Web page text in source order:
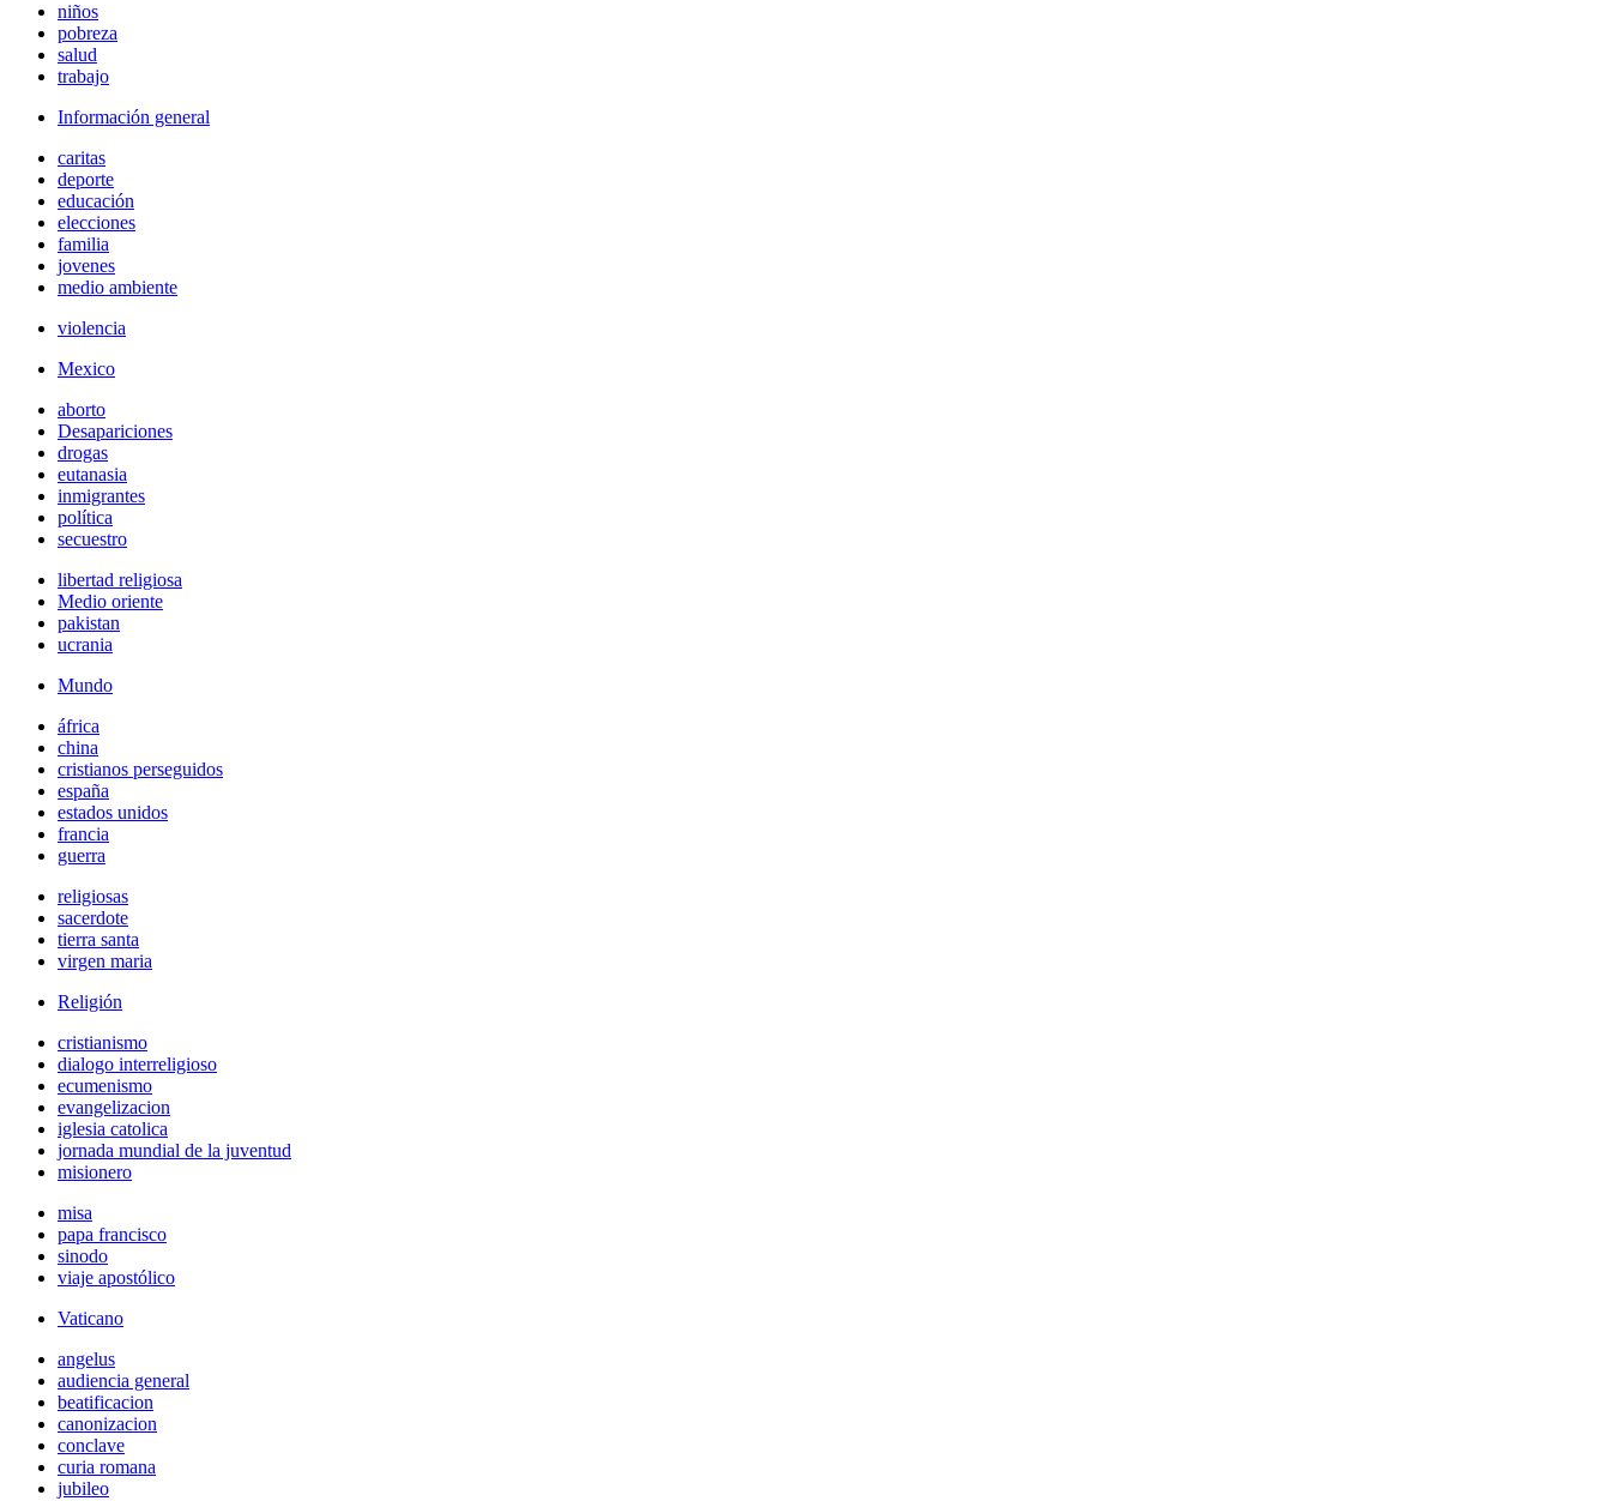
niños
pobreza
salud
trabajo
Información general
caritas
deporte
educación
elecciones
familia
jovenes
medio ambiente
violencia
Mexico
aborto
Desapariciones
drogas
eutanasia
inmigrantes
política
secuestro
libertad religiosa
Medio oriente
pakistan
ucrania
Mundo
áfrica
china
cristianos perseguidos
españa
estados unidos
francia
guerra
religiosas
sacerdote
tierra santa
virgen maria
Religión
cristianismo
dialogo interreligioso
ecumenismo
evangelizacion
iglesia catolica
jornada mundial de la juventud
misionero
misa
papa francisco
sinodo
viaje apostólico
Vaticano
angelus
audiencia general
beatificacion
canonizacion
conclave
curia romana
jubileo